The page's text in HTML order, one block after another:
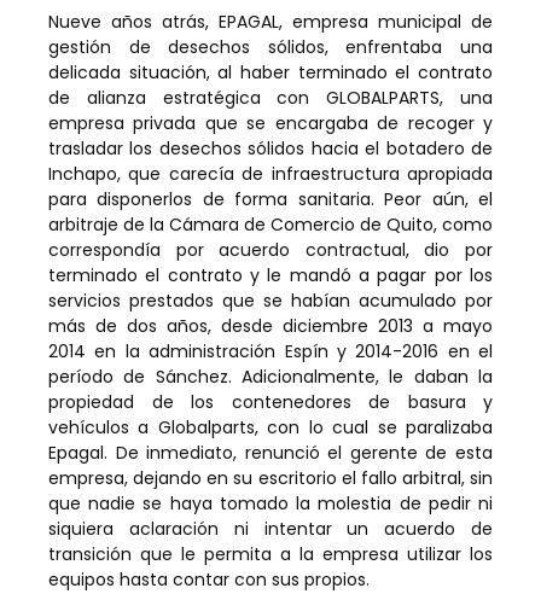
Nueve años atrás, EPAGAL, empresa municipal de
gestión de desechos sólidos, enfrentaba una
delicada situación, al haber terminado el contrato
de alianza estratégica con GLOBALPARTS, una
empresa privada que se encargaba de recoger y
trasladar los desechos sólidos hacia el botadero de
Inchapo, que carecía de infraestructura apropiada
para disponerlos de forma sanitaria. Peor aún, el
arbitraje de la Cámara de Comercio de Quito, como
correspondía por acuerdo contractual, dio por
terminado el contrato y le mandó a pagar por los
servicios prestados que se habían acumulado por
más de dos años, desde diciembre 2013 a mayo
2014 en la administración Espín y 2014-2016 en el
período de Sánchez. Adicionalmente, le daban la
propiedad de los contenedores de basura y
vehículos a Globalparts, con lo cual se paralizaba
Epagal. De inmediato, renunció el gerente de esta
empresa, dejando en su escritorio el fallo arbitral, sin
que nadie se haya tomado la molestia de pedir ni
siquiera aclaración ni intentar un acuerdo de
transición que le permita a la empresa utilizar los
equipos hasta contar con sus propios.